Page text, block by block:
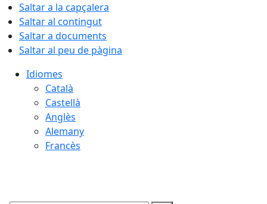
Saltar a la capçalera
Saltar al contingut
Saltar a documents
Saltar al peu de pàgina
Idiomes
Català
Castellà
Anglès
Alemany
Francès